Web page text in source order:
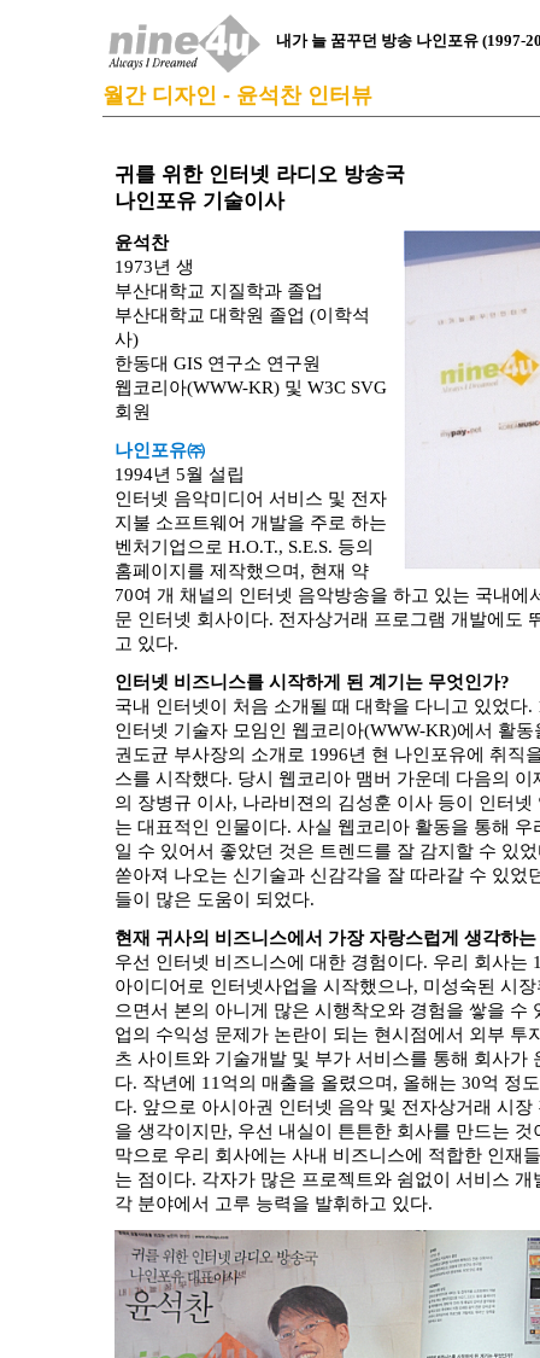
내가 늘 꿈꾸던 방송 나인포유 (1997-
월간 디자인 - 윤석찬 인터뷰
귀를 위한 인터넷 라디오 방송국
나인포유 기술이사
윤석찬
1973년 생
부산대학교 지질학과 졸업
부산대학교 대학원 졸업 (이학석
사)
한동대 GIS 연구소 연구원
웹코리아(WWW-KR) 및 W3C SVG
회원
나인포유㈜
1994년 5월 설립
인터넷 음악미디어 서비스 및 전자
지불 소프트웨어 개발을 주로 하는
벤처기업으로 H.O.T., S.E.S. 등의
홈페이지를 제작했으며, 현재 약
70여 개 채널의 인터넷 음악방송을 하고 있는 국내에
문 인터넷 회사이다. 전자상거래 프로그램 개발에도
고 있다.
인터넷 비즈니스를 시작하게 된 계기는 무엇인가?
국내 인터넷이 처음 소개될 때 대학을 다니고 있었다.
인터넷 기술자 모임인 웹코리아(WWW-KR)에서 활
권도균 부사장의 소개로 1996년 현 나인포유에 취직
스를 시작했다. 당시 웹코리아 맴버 가운데 다음의
의 장병규 이사, 나라비젼의 김성훈 이사 등이 인터
는 대표적인 인물이다. 사실 웹코리아 활동을 통해 우
일 수 있어서 좋았던 것은 트렌드를 잘 감지할 수 있
쏟아져 나오는 신기술과 신감각을 잘 따라갈 수 있었
들이 많은 도움이 되었다.
현재 귀사의 비즈니스에서 가장 자랑스럽게 생각하
우선 인터넷 비즈니스에 대한 경험이다. 우리 회사는
아이디어로 인터넷사업을 시작했으나, 미성숙된 시
으면서 본의 아니게 많은 시행착오와 경험을 쌓을 수
업의 수익성 문제가 논란이 되는 현시점에서 외부 투
츠 사이트와 기술개발 및 부가 서비스를 통해 회사가
다. 작년에 11억의 매출을 올렸으며, 올해는 30억 정
다. 앞으로 아시아권 인터넷 음악 및 전자상거래 시
을 생각이지만, 우선 내실이 튼튼한 회사를 만드는
막으로 우리 회사에는 사내 비즈니스에 적합한 인재
는 점이다. 각자가 많은 프로젝트와 쉼없이 서비스
각 분야에서 고루 능력을 발휘하고 있다.